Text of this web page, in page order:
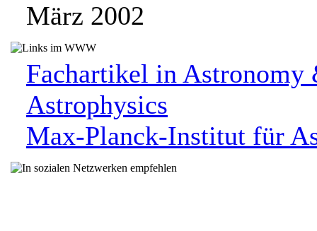
März 2002
Fachartikel in Astronomy
Astrophysics
Max-Planck-Institut für